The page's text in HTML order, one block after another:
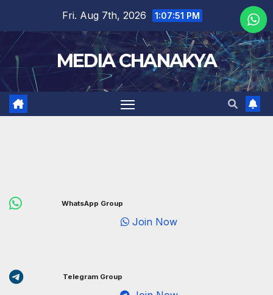
Fri. Aug 7th, 2026 1:07:52 PM
MEDIA CHANAKYA
WhatsApp Group
Join Now
Telegram Group